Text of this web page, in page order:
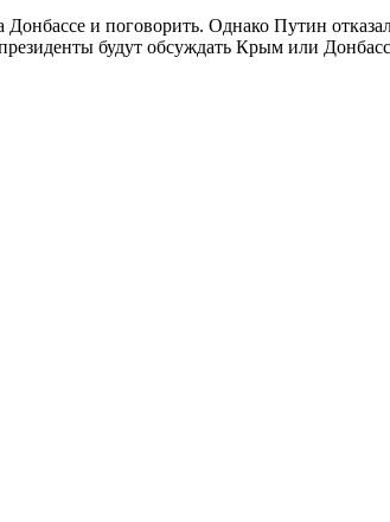
и поговорить. Однако Путин
будут обсуждать Крым или